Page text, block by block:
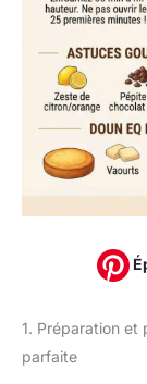
1. Préparation et
parfaite